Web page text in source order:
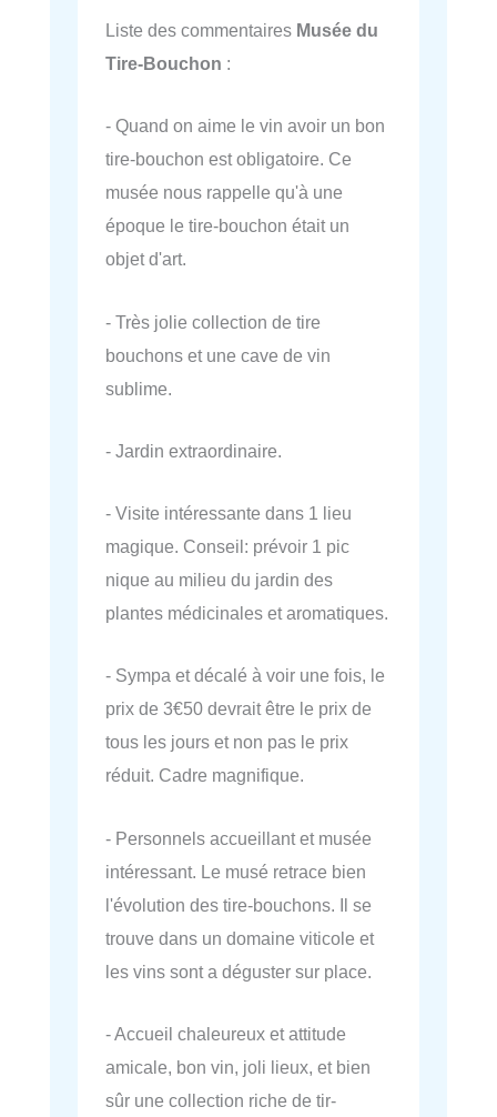
Liste des commentaires Musée du
Tire-Bouchon :
- Quand on aime le vin avoir un bon
tire-bouchon est obligatoire. Ce
musée nous rappelle qu'à une
époque le tire-bouchon était un
objet d'art.
- Très jolie collection de tire
bouchons et une cave de vin
sublime.
- Jardin extraordinaire.
- Visite intéressante dans 1 lieu
magique. Conseil: prévoir 1 pic
nique au milieu du jardin des
plantes médicinales et aromatiques.
- Sympa et décalé à voir une fois, le
prix de 3€50 devrait être le prix de
tous les jours et non pas le prix
réduit. Cadre magnifique.
- Personnels accueillant et musée
intéressant. Le musé retrace bien
l'évolution des tire-bouchons. Il se
trouve dans un domaine viticole et
les vins sont a déguster sur place.
- Accueil chaleureux et attitude
amicale, bon vin, joli lieux, et bien
sûr une collection riche de tir-